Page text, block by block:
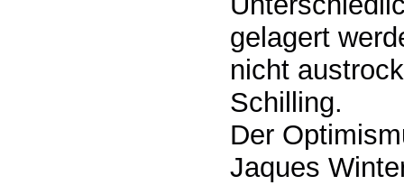
gelagert
nicht
Schilling.
Der
Jaques